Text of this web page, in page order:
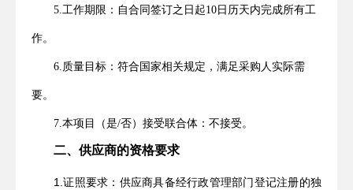
5.工作期限：自合同签订之日起10 日历天内完成所有工
作。
6.质量目标：符合国家相关规定，满足采购人实际需
要。
7.本项目（是/否）接受联合体：不接受。
二、供应商的资格要求
1.证照要求：供应商具备经行政管理部门登记注册的独